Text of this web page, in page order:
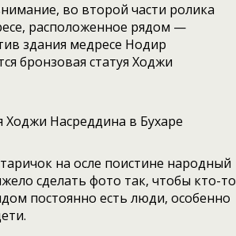
во второй части ролика
расположенное рядом —
здания медресе Нодир
бронзовая статуя Ходжи
на осле поистине народный
сделать фото так, чтобы кто-то
постоянно есть люди, особенно